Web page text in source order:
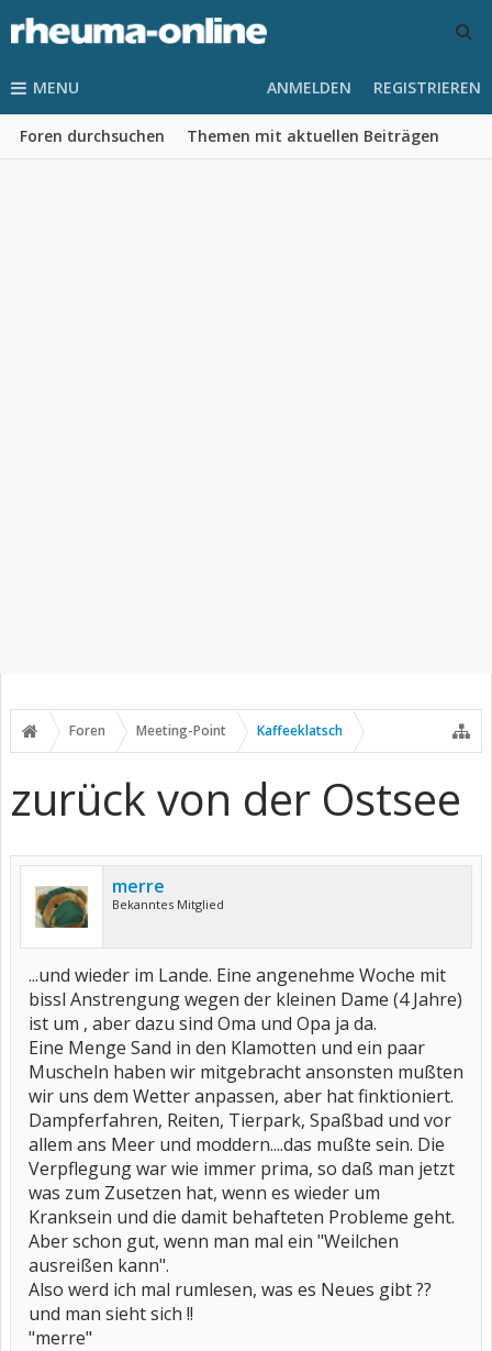
MENU
Foren durchsuchen Themen mit aktuellen Beiträgen
ANMELDEN REGISTRIEREN
Foren Meeting-Point Kaffeeklatsch
zurück von der Ostsee
merre
Bekanntes Mitglied
...und wieder im Lande. Eine angenehme Woche mit
bissl Anstrengung wegen der kleinen Dame (4 Jahre)
ist um , aber dazu sind Oma und Opa ja da.
Eine Menge Sand in den Klamotten und ein paar
Muscheln haben wir mitgebracht ansonsten mußten
wir uns dem Wetter anpassen, aber hat finktioniert.
Dampferfahren, Reiten, Tierpark, Spaßbad und vor
allem ans Meer und moddern....das mußte sein. Die
Verpflegung war wie immer prima, so daß man jetzt
was zum Zusetzen hat, wenn es wieder um
Kranksein und die damit behafteten Probleme geht.
Aber schon gut, wenn man mal ein "Weilchen
ausreißen kann".
Also werd ich mal rumlesen, was es Neues gibt ??
und man sieht sich !!
"merre"